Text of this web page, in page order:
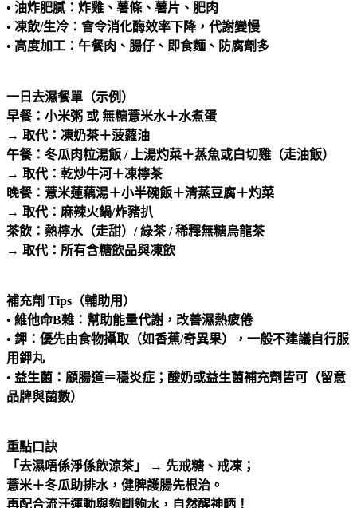
• 油炸肥膩：炸雞、薯條、薯片、肥肉
• 凍飲/生冷：會令消化酶效率下降，代謝變慢
• 高度加工：午餐肉、腸仔、即食麵、防腐劑多
一日去濕餐單（示例）
早餐：小米粥 或 無糖薏米水＋水煮蛋
→ 取代：凍奶茶＋菠蘿油
午餐：冬瓜肉粒湯飯 / 上湯灼菜＋蒸魚或白切雞（走油飯）
→ 取代：乾炒牛河＋凍檸茶
晚餐：薏米蓮藕湯＋小半碗飯＋清蒸豆腐＋灼菜
→ 取代：麻辣火鍋/炸豬扒
茶飲：熱檸水（走甜）/ 綠茶 / 稀釋無糖烏龍茶
→ 取代：所有含糖飲品與凍飲
補充劑 Tips（輔助用）
• 維他命B雜：幫助能量代謝，改善濕熱疲倦
• 鉀：優先由食物攝取（如香蕉/奇異果），一般不建議自行服
用鉀丸
• 益生菌：顧腸道＝穩炎症；酸奶或益生菌補充劑皆可（留意
品牌與菌數）
重點口訣
「去濕唔係淨係飲涼茶」 → 先戒糖、戒凍；
薏米＋冬瓜助排水，健脾護腸先根治。
再配合流汗運動與夠瞓夠水，自然醒神晒！